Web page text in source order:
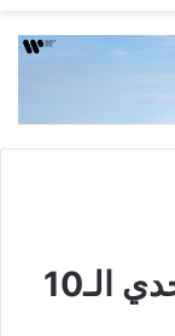
ناجي أسطا يُشارك في تحدي الـ10